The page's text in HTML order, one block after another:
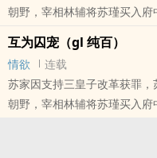
朝野，宰相林辅将苏瑾买入府
瑾立规矩——睡脚踏，寅时起
被沸水烫伤也不吭声，心想：
位，林家倒台，苏家平反。昔
昔日高高在上的千金，沦为
都以为苏瑾会千百倍地报复回
互为囚宠（gl 纯百）
情欲
连载
苏家因支持三皇子改革获罪
朝野，宰相林辅将苏瑾买入府